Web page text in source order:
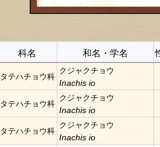
科名 和名・学名
タテハチョウ科
クジャクチョウ
Inachis io
タテハチョウ科
クジャクチョウ
Inachis io
タテハチョウ科
クジャクチョウ
Inachis io